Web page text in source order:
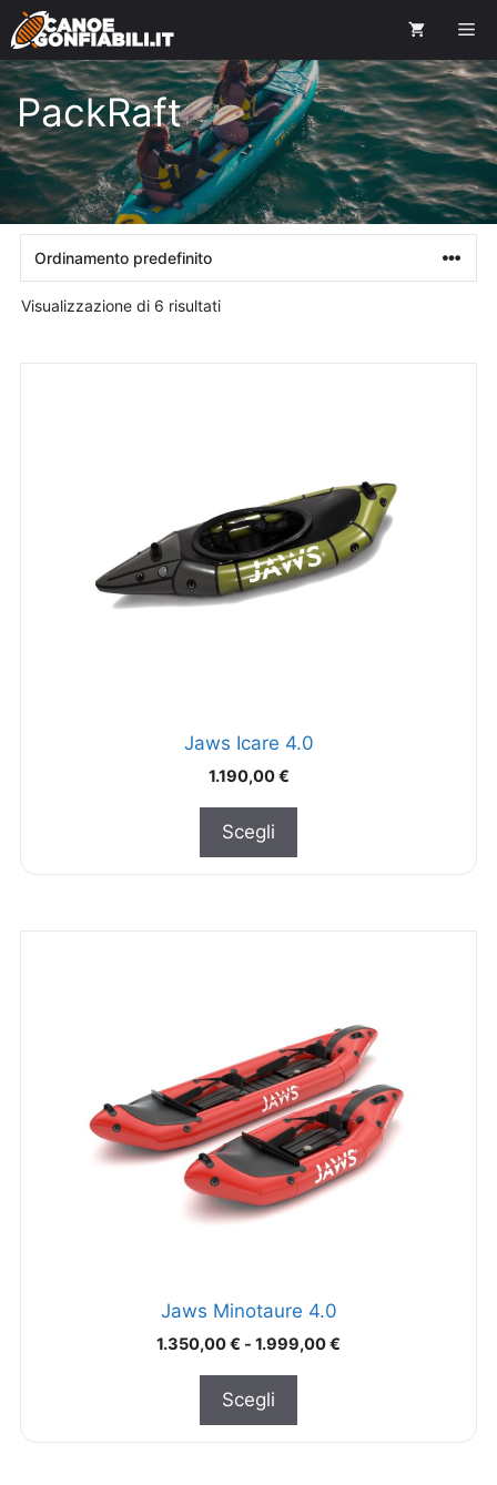
PackRaft
Visualizzazione di 6 risultati
Jaws Icare 4.0
1.190,00€
Scegli
Jaws Minotaure 4.0
1.350,00€ - 1.999,00€
Scegli